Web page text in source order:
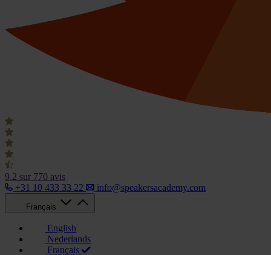
9.2 sur 770 avis
+31 10 433 33 22
info@speakersacademy.com
Français
English
Nederlands
Français